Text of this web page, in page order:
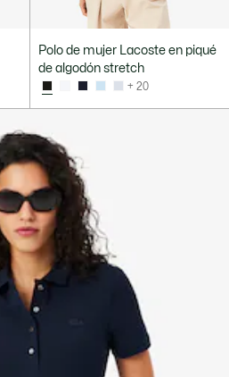
Polo de mujer Lacoste en piqué
de algodón stretch
+ 20